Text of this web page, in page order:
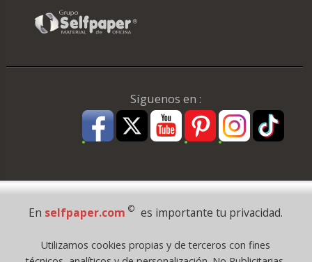
Síguenos en :
Pago Seguro
Todos los derechos reservados
En selfpaper.com © es importante tu privacidad.
Utilizamos cookies propias y de terceros con fines